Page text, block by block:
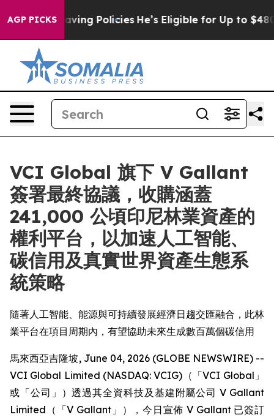
AGP PICKS
Life-Saving Policies He’s Eligible for Up to $480,000
VCI Global 旗下 V Gallant
簽署最終協議，收購涵蓋
241,000 公頃印尼林業資產的
權利平台，以加速人工智能、
碳信用及真實世界資產生態系
統策略
隨著人工智能、能源與可持續發展經濟日趨交匯融合，此林
業平台在項目周期內，有望協助未來生成數百萬個碳信用
馬來西亞吉隆坡, June 04, 2026 (GLOBE NEWSWIRE) --
VCI Global Limited (NASDAQ: VCIG)（「VCI Global」
或「公司」）透過其全資科技及基建附屬公司 V Gallant
Limited（「V Gallant」），今日宣佈 V Gallant 已簽訂